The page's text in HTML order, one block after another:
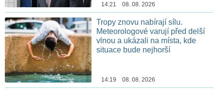
14:21 08. 08. 2026
Tropy znovu nabírají sílu.
Meteorologové varují před delší
vlnou a ukázali na místa, kde
situace bude nejhorší
14:19 08. 08. 2026